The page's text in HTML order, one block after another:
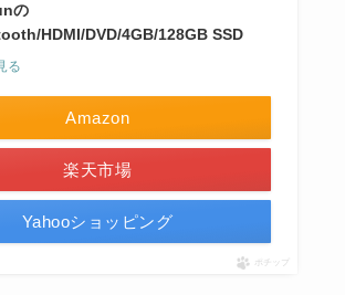
の
HDMI/DVD/4GB/128GB SSD
る
Amazon
楽天市場
Yahooショッピング
ポチップ